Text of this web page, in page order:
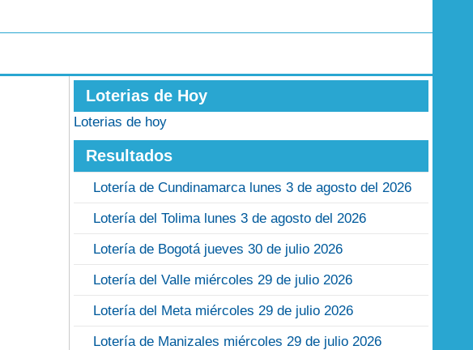
Loterias de Hoy
Loterias de hoy
Resultados
Lotería de Cundinamarca lunes 3 de agosto del 2026
Lotería del Tolima lunes 3 de agosto del 2026
Lotería de Bogotá jueves 30 de julio 2026
Lotería del Valle miércoles 29 de julio 2026
Lotería del Meta miércoles 29 de julio 2026
Lotería de Manizales miércoles 29 de julio 2026